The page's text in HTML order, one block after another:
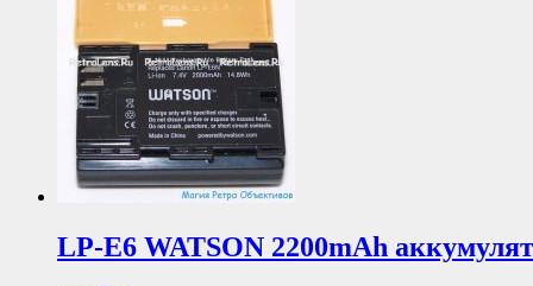
LP-E6 WATSON 2200mAh